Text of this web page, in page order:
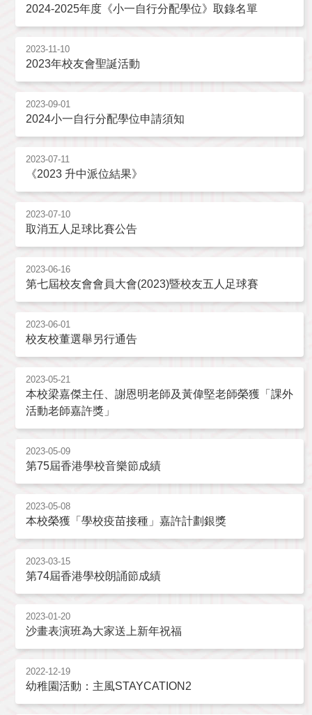
2024-2025年度《小一自行分配學位》取錄名單
2023-11-10
2023年校友會聖誕活動
2023-09-01
2024小一自行分配學位申請須知
2023-07-11
《2023 升中派位結果》
2023-07-10
取消五人足球比賽公告
2023-06-16
第七屆校友會會員大會(2023)暨校友五人足球賽
2023-06-01
校友校董選舉另行通告
2023-05-21
本校梁嘉傑主任、謝恩明老師及黃偉堅老師榮獲「課外
活動老師嘉許獎」
2023-05-09
第75屆香港學校音樂節成績
2023-05-08
本校榮獲「學校疫苗接種」嘉許計劃銀獎
2023-03-15
第74屆香港學校朗誦節成績
2023-01-20
沙畫表演班為大家送上新年祝福
2022-12-19
幼稚園活動：主風STAYCATION2